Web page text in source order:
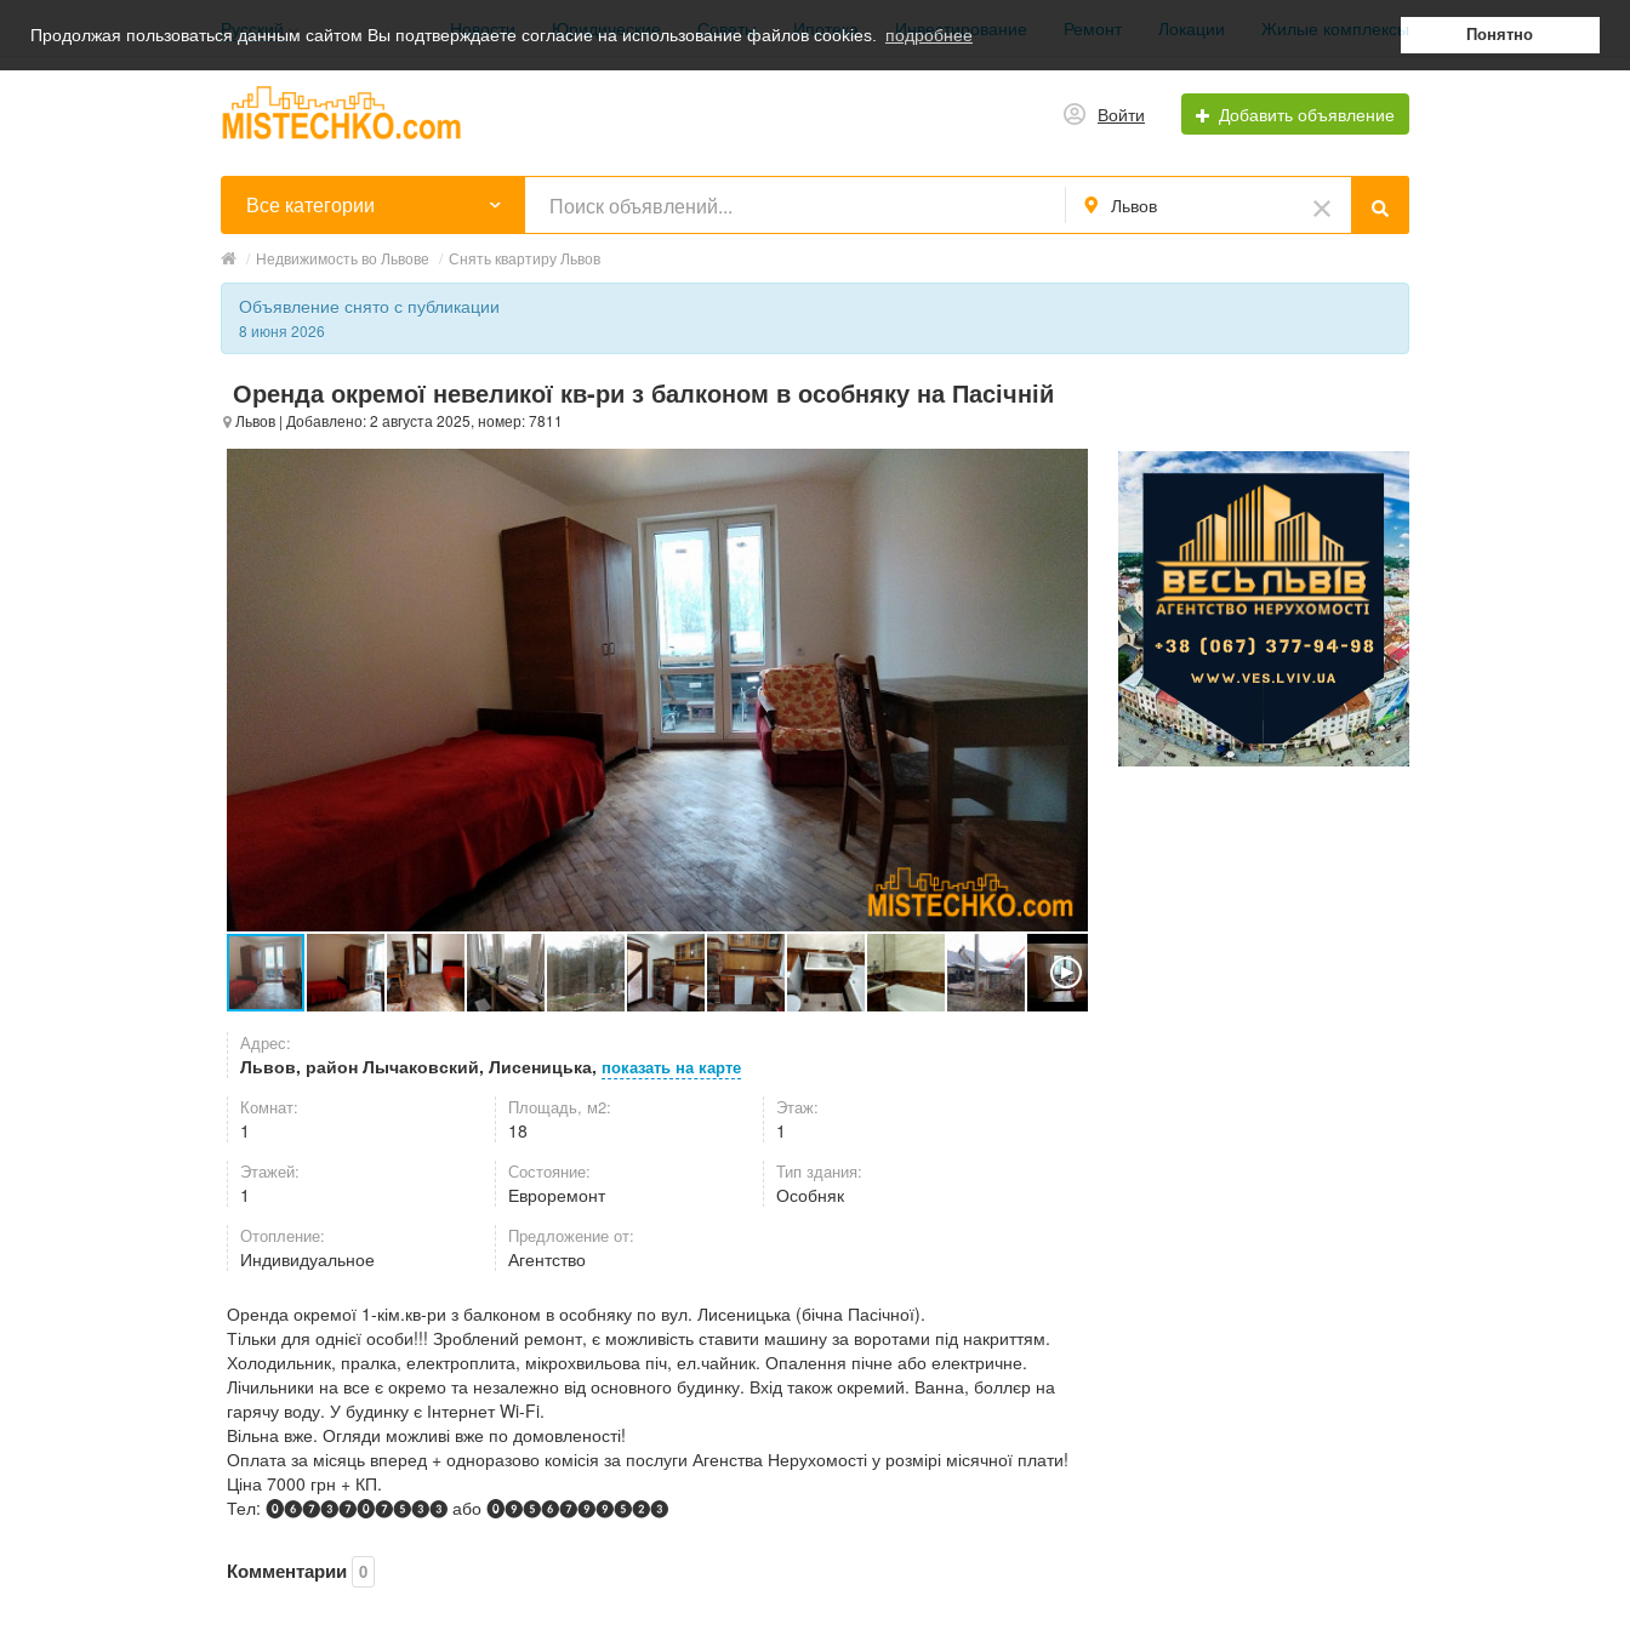
Продолжая пользоваться данным сайтом Вы подтверждаете согласие на использование файлов cookies. подробнее Понятно
Русский
Українська
Русский
Новости Юридические Советы Ипотека Инвестирование Ремонт Локации Жилые комплексы
Войти Добавить объявление
Все категории Львов
/ Недвижимость во Львове / Снять квартиру Львов
Объявление снято с публикации
8 июня 2026
Оренда окремої невеликої кв-ри з балконом в особняку на Пасічній
Львов | Добавлено: 2 августа 2025, номер: 7811
Адрес:
Львов, район Лычаковский, Лисеницька, показать на карте
Комнат:
1
Площадь, м2:
18
Этаж:
1
Этажей:
1
Состояние:
Евроремонт
Тип здания:
Особняк
Отопление:
Индивидуальное
Предложение от:
Агентство
Оренда окремої 1-кім.кв-ри з балконом в особняку по вул. Лисеницька (бічна Пасічної).
Тільки для однієї особи!!! Зроблений ремонт, є можливість ставити машину за воротами під накриттям.
Холодильник, пралка, електроплита, мікрохвильова піч, ел.чайник. Опалення пічне або електричне.
Лічильники на все є окремо та незалежно від основного будинку. Вхід також окремий. Ванна, боллєр на
гарячу воду. У будинку є Інтернет Wi-Fi.
Вільна вже. Огляди можливі вже по домовленості!
Оплата за місяць вперед + одноразово комісія за послуги Агенства Нерухомості у розмірі місячної плати!
Ціна 7000 грн + КП.
Тел: ⓿❻❼❸❼⓿❼❺❸❸ або ⓿❾❺❻❼❾❾❺❷❸
Комментарии 0